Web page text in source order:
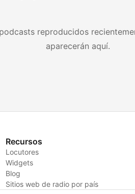
reproducidos
aparecerán aquí.
Recursos
Locutores
Widgets
Blog
Sitios web de radio por país